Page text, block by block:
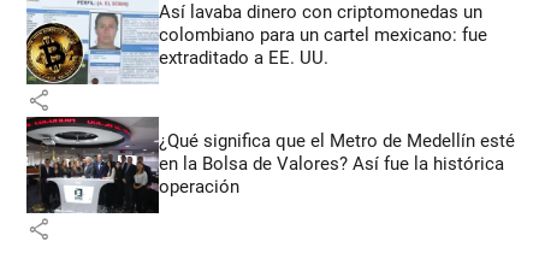
Así lavaba dinero con criptomonedas un
colombiano para un cartel mexicano: fue
extraditado a EE. UU.
share
¿Qué significa que el Metro de Medellín esté
en la Bolsa de Valores? Así fue la histórica
operación
share